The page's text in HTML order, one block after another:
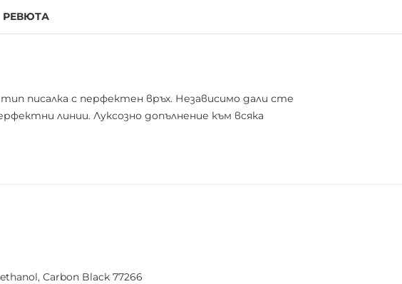
РЕВЮТА
писалка с перфектен връх. Независимо дали сте
линии. Луксозно допълнение към всяка
Carbon Black 77266